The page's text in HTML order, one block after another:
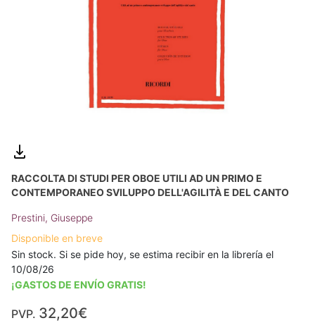
RACCOLTA DI STUDI PER OBOE UTILI AD UN PRIMO E
CONTEMPORANEO SVILUPPO DELL'AGILITÀ E DEL CANTO
Prestini, Giuseppe
Disponible en breve
Sin stock. Si se pide hoy, se estima recibir en la librería el
10/08/26
¡GASTOS DE ENVÍO GRATIS!
PVP. 32,20€